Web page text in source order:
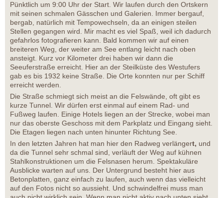
Pünktlich um 9:00 Uhr der Start. Wir laufen durch den Ortskern
mit seinen schmalen Gässchen und Galerien. Immer bergauf,
bergab, natürlich mit Tempowechseln, da an einigen steilen
Stellen gegangen wird. Mir macht es viel Spaß, weil ich dadurch
gefahrlos fotografieren kann. Bald kommen wir auf einen
breiteren Weg, der weiter am See entlang leicht nach oben
ansteigt. Kurz vor Kilometer drei haben wir dann die
Seeuferstraße erreicht. Hier an der Steilküste des Westufers
gab es bis 1932 keine Straße. Die Orte konnten nur per Schiff
erreicht werden.
Die Straße schmiegt sich meist an die Felswände, oft gibt es
kurze Tunnel. Wir dürfen erst einmal auf einem Rad- und
Fußweg laufen. Einige Hotels liegen an der Strecke, wobei man
nur das oberste Geschoss mit dem Parkplatz und Eingang sieht.
Die Etagen liegen nach unten hinunter Richtung See.
In den letzten Jahren hat man hier den Radweg verlängert, und
da die Tunnel sehr schmal sind, verläuft der Weg auf kühnen
Stahlkonstruktionen um die Felsnasen herum. Spektakuläre
Ausblicke warten auf uns. Der Untergrund besteht hier aus
Betonplatten, ganz einfach zu laufen, auch wenn das vielleicht
auf den Fotos nicht so aussieht. Und schwindelfrei muss man